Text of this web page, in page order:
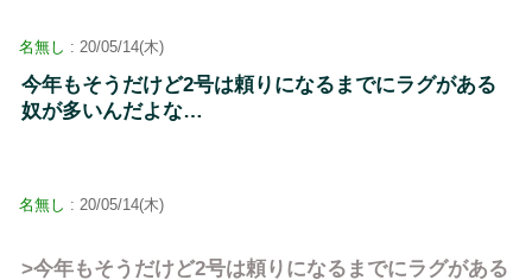
名無し : 20/05/14(木)
今年もそうだけど2号は頼りになるまでにラグがある
奴が多いんだよな…
名無し : 20/05/14(木)
>今年もそうだけど2号は頼りになるまでにラグがある